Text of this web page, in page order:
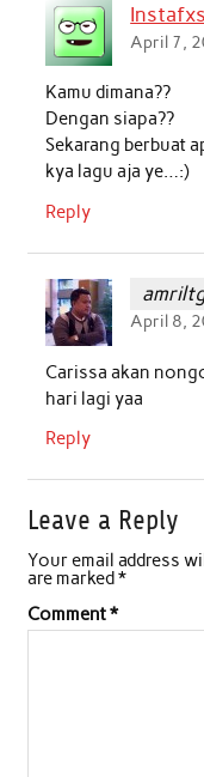
April 7,
Kamu dimana??
Dengan siapa??
Sekarang berbuat
kya lagu aja ye…:)
Reply
April 8,
Carissa akan
hari lagi yaa
Reply
Leave a Reply
Your email address
are marked*
Comment*